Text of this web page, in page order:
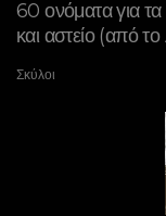
60 ονόματα για
και αστείο (από
Σκύλοι